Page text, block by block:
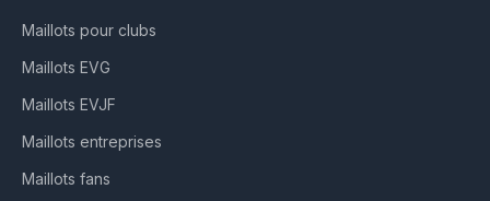
Maillots pour clubs
Maillots EVG
Maillots EVJF
Maillots entreprises
Maillots fans